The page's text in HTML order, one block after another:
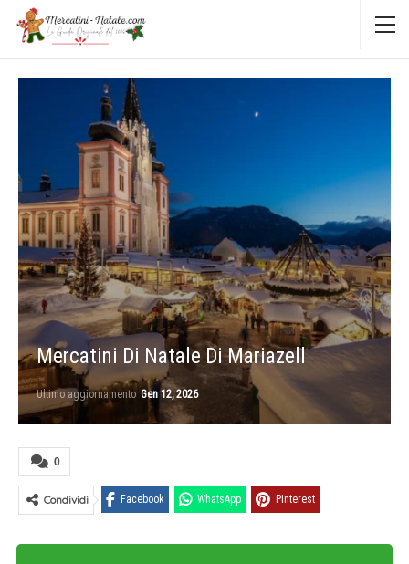
Mercatini Di Natale Di Mariazell
Ultimo aggiornamento Gen 12, 2026
0
Condividi Facebook WhatsApp Pinterest